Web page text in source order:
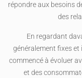
répondre aux besoins
des
En regardant
généralement fixes
commencé à évoluer
et des